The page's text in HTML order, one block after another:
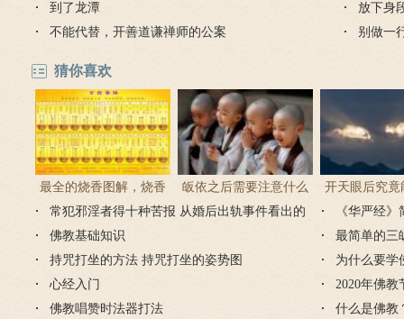
到了龙潭
不能代替，开善道谦禅师的公案
四
放下身
别做一
猜你喜欢
最全的烧香图解，烧香
有何含义与讲究？
皈依之后需要注意什么
吗 皈依佛门后的注意事
开天眼后究竟
么？
常犯邪淫者得十种苦报 从婚后出轨事件看出的
因果报应
《华严经
佛教基础知识
最简单的三
持咒打坐的方法 持咒打坐的姿势图
为什么要学
心经入门
2020年佛教
佛教唱赞时法器打法
什么是佛教